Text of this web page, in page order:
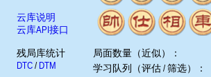
云库说明
云库API接口
残局库统计
DTC/ DTM
局面数量（近似）：
学习队列（评估 / 筛选）：